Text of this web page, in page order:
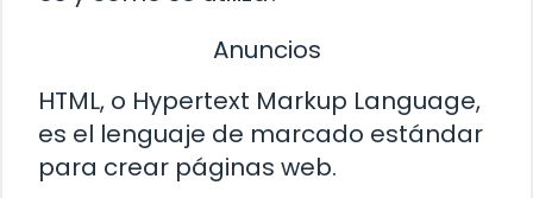
Anuncios
HTML, o Hypertext Markup Language,
es el lenguaje de marcado estándar
para crear páginas web.